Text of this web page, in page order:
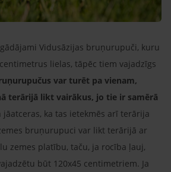
Vidusāzijas bruņurupuči, kuru
lielas, tāpēc tiem vajadzīgs
var turēt pa vienam,
terārijā likt vairākus, jo tie ir samērā
jāatceras, ka tas ietekmēs arī terārija
bruņurupuci var likt terārijā ar
zemes platību, taču, ja rocība ļauj,
būt 120x45 centimetriem. Ja